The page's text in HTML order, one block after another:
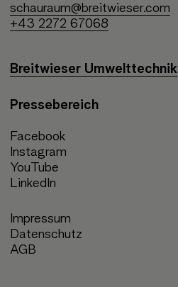
schauraum@breitwieser.com
+43 2272 67068
Breitwieser Umwelttechnik
Pressebereich
Facebook
Instagram
YouTube
LinkedIn
Impressum
Datenschutz
AGB